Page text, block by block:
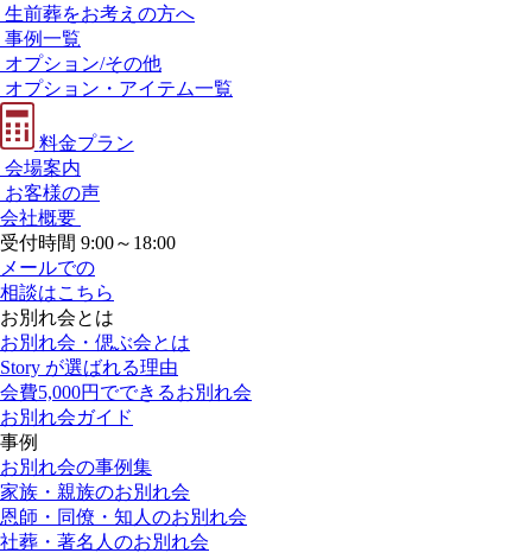
生前葬をお考えの方へ
事例一覧
オプション/その他
オプション・アイテム一覧
料金プラン
会場案内
お客様の声
会社概要
受付時間 9:00～18:00
メールでの
相談はこちら
お別れ会とは
お別れ会・偲ぶ会とは
Story が選ばれる理由
会費5,000円でできるお別れ会
お別れ会ガイド
事例
お別れ会の事例集
家族・親族のお別れ会
恩師・同僚・知人のお別れ会
社葬・著名人のお別れ会